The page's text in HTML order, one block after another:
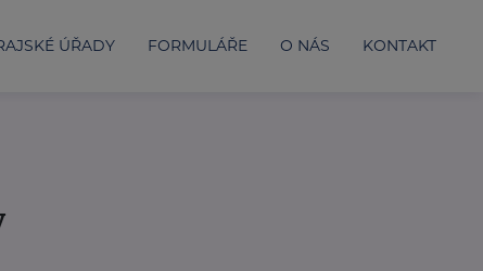
ÚŘADY FORMULÁŘE O NÁS KONTAKT